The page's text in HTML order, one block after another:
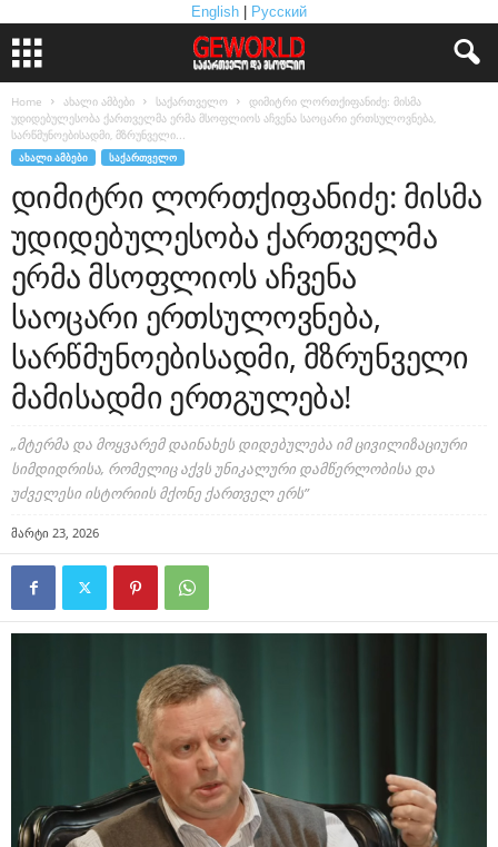
English Русский
Home ახალი ამბები საქართველო
დიმიტრი ლორთქიფანიძე: მისმა
უდიდებულესობა ქართველმა ერმა მსოფლიოს აჩვენა საოცარი ერთსულოვნება,
სარწმუნოებისადმი, მზრუნველი...
ᲐᲮᲐᲚᲘ ᲐᲛᲑᲔᲑᲘ ᲡᲐᲥᲐᲠᲗᲕᲔᲚᲝ
დიმიტრი ლორთქიფანიძე: მისმა
უდიდებულესობა ქართველმა
ერმა მსოფლიოს აჩვენა
საოცარი ერთსულოვნება,
სარწმუნოებისადმი, მზრუნველი
მამისადმი ერთგულება!
„მტერმა და მოყვარემ დაინახეს დიდებულება იმ ცივილიზაციური
სიმდიდრისა, რომელიც აქვს უნიკალური დამწერლობისა და
უძველესი ისტორიის მქონე ქართველ ერს”
მარტი 23, 2026